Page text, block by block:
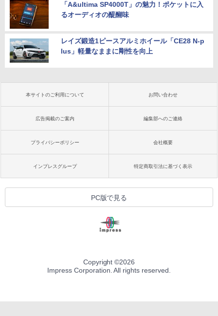
「A&ultima SP4000T」の魅力！ポケットに入
るオーディオの醍醐味
レイズ鍛造1ピースアルミホイール「CE28 N-p
lus」軽量なままに剛性を向上
本サイトのご利用について お問い合わせ
広告掲載のご案内 編集部へのご連絡
プライバシーポリシー 会社概要
インプレスグループ 特定商取引法に基づく表示
PC版で見る
Copyright ©2026
Impress Corporation. All rights reserved.